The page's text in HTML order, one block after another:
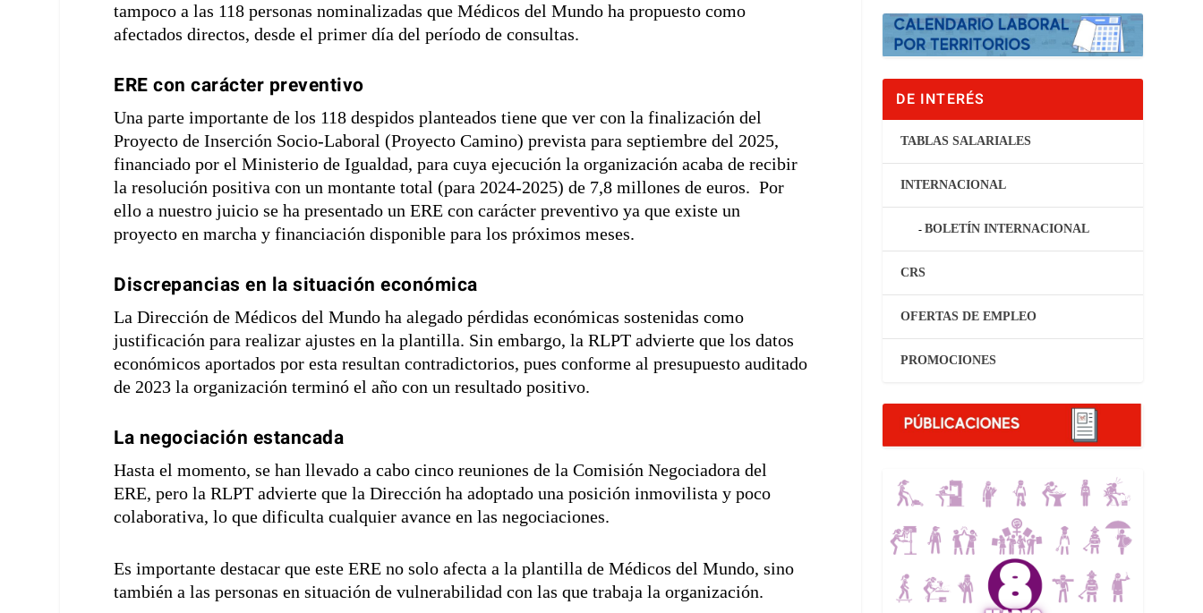
tampoco a las 118 personas nominalizadas que Médicos del Mundo ha propuesto como
afectados directos, desde el primer día del período de consultas.
ERE con carácter preventivo
Una parte importante de los 118 despidos planteados tiene que ver con la finalización del
Proyecto de Inserción Socio-Laboral (Proyecto Camino) prevista para septiembre del 2025,
financiado por el Ministerio de Igualdad, para cuya ejecución la organización acaba de recibir
la resolución positiva con un montante total (para 2024-2025) de 7,8 millones de euros. Por
ello a nuestro juicio se ha presentado un ERE con carácter preventivo ya que existe un
proyecto en marcha y financiación disponible para los próximos meses.
Discrepancias en la situación económica
La Dirección de Médicos del Mundo ha alegado pérdidas económicas sostenidas como
justificación para realizar ajustes en la plantilla. Sin embargo, la RLPT advierte que los datos
económicos aportados por esta resultan contradictorios, pues conforme al presupuesto auditado
de 2023 la organización terminó el año con un resultado positivo.
La negociación estancada
Hasta el momento, se han llevado a cabo cinco reuniones de la Comisión Negociadora del
ERE, pero la RLPT advierte que la Dirección ha adoptado una posición inmovilista y poco
colaborativa, lo que dificulta cualquier avance en las negociaciones.
Es importante destacar que este ERE no solo afecta a la plantilla de Médicos del Mundo, sino
también a las personas en situación de vulnerabilidad con las que trabaja la organización.
DE INTERÉS
TABLAS SALARIALES
INTERNACIONAL
BOLETÍN INTERNACIONAL
CRS
OFERTAS DE EMPLEO
PROMOCIONES